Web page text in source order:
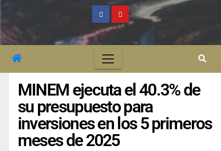
MINEM ejecuta el 40.3% de
su presupuesto para
inversiones en los 5 primeros
meses de 2025